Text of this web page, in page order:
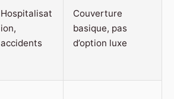
Hospitalisat
ion,
accidents
Couverture
basique, pas
d’option luxe